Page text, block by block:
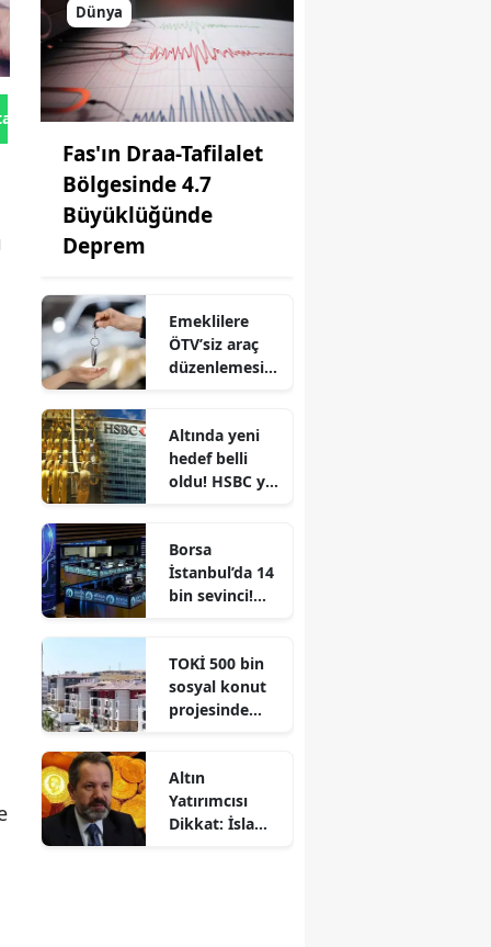
Gönder
Dünya
Fas'ın Draa-Tafilalet
Bölgesinde 4.7
Büyüklüğünde
Deprem
Emeklilere
ÖTV’siz araç
düzenlemesi
konuşulan
şartlar
Altında yeni
hedef belli
oldu! HSBC yıl
açıkladı
Borsa
İstanbul’da 14
bin sevinci!
hisseleri belli
oldu
TOKİ 500 bin
sosyal konut
projesinde
Peşinat ve
sözleşme
süreci
Altın
Yatırımcısı
Dikkat: İslam